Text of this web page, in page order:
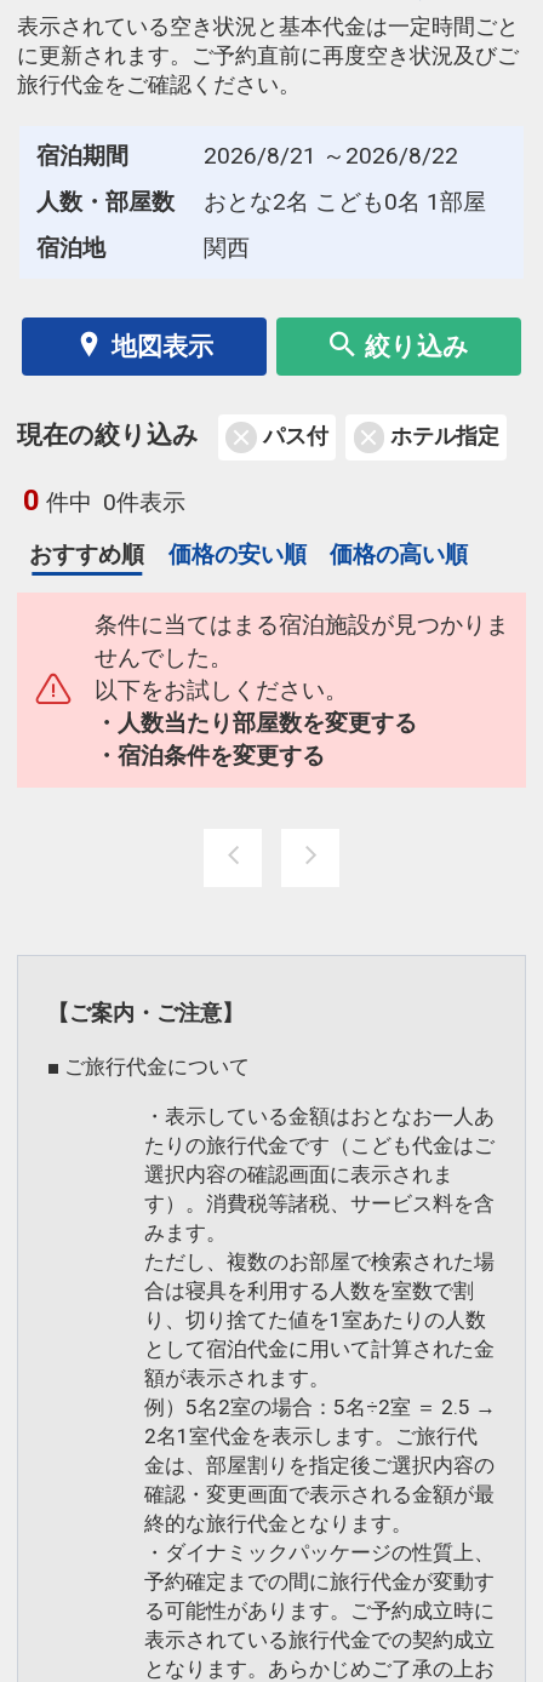
表示されている空き状況と基本代金は一定時間ごと
に更新されます。ご予約直前に再度空き状況及びご
旅行代金をご確認ください。
宿泊期間
2026/8/21 ～2026/8/22
人数・部屋数
おとな2名 こども0名 1部屋
宿泊地
関西
地図表示 絞り込み
現在の絞り込み パス付 ホテル指定
0 件中 0件表示
おすすめ順
価格の安い順 価格の高い順
条件に当てはまる宿泊施設が見つかりま
せんでした。
以下をお試しください。
・人数当たり部屋数を変更する
・宿泊条件を変更する
【ご案内・ご注意】
■ ご旅行代金について
・表示している金額はおとなお一人あ
たりの旅行代金です（こども代金はご
選択内容の確認画面に表示されま
す）。消費税等諸税、サービス料を含
みます。
ただし、複数のお部屋で検索された場
合は寝具を利用する人数を室数で割
り、切り捨てた値を1室あたりの人数
として宿泊代金に用いて計算された金
額が表示されます。
例）5名2室の場合：5名÷2室 ＝ 2.5 →
2名1室代金を表示します。ご旅行代
金は、部屋割りを指定後ご選択内容の
確認・変更画面で表示される金額が最
終的な旅行代金となります。
・ダイナミックパッケージの性質上、
予約確定までの間に旅行代金が変動す
る可能性があります。ご予約成立時に
表示されている旅行代金での契約成立
となります。あらかじめご了承の上お